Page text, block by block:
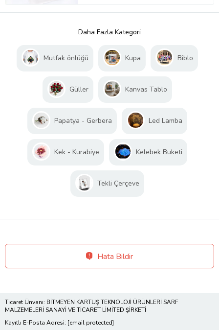
Daha Fazla Kategori
Mutfak önlüğü Kupa Biblo
Güller Kanvas Tablo
Papatya - Gerbera Led Lamba
Kek - Kurabiye Kelebek Buketi
Tekli Çerçeve
Hata Bildir
Ticaret Ünvanı: BİTMEYEN KARTUŞ TEKNOLOJİ ÜRÜNLERİ SARF
MALZEMELERİ SANAYİ VE TİCARET LİMİTED ŞİRKETİ
Kayıtlı E-Posta Adresi: [email protected]